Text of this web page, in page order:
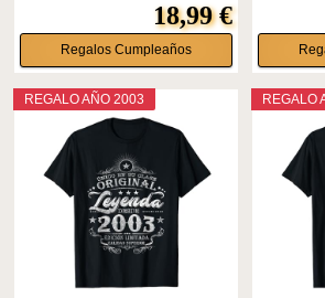
18,99 €
Regalos Cumpleaños
REGALO AÑO 2003 REGALO